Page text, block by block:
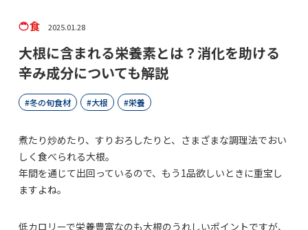
食 2025.01.28
大根に含まれる栄養素とは？消化を助ける
辛み成分についても解説
冬の旬食材 大根 栄養
煮たり炒めたり、すりおろしたりと、さまざまな調理法でおい
しく食べられる大根。
年間を通じて出回っているので、もう1品欲しいときに重宝し
ますよね。
低カロリーで栄養豊富なのも大根のうれしいポイントですが、